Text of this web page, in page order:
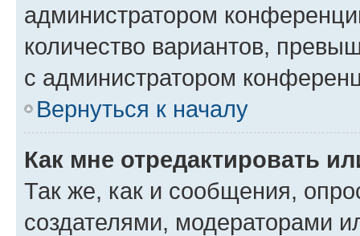
администратором
количество вариантов,
с администратором
Вернуться к началу
Как мне отредактировать
Так же, как и сообщения,
создателями, модераторами